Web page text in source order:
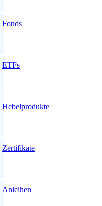
Fonds
ETFs
Hebelprodukte
Zertifikate
Anleihen